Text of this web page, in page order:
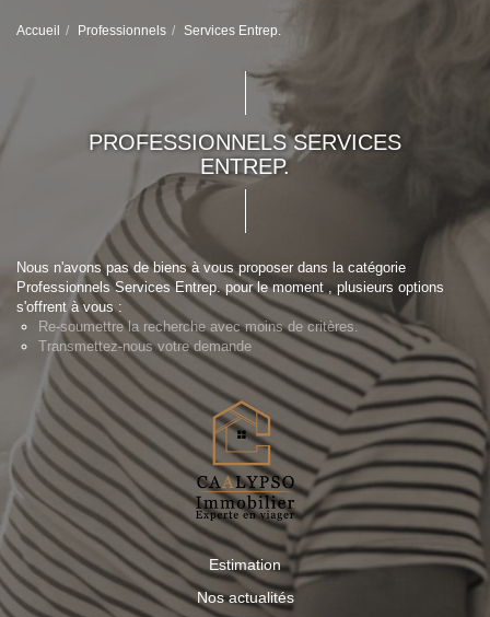
Accueil Professionnels Services Entrep.
PROFESSIONNELS SERVICES
ENTREP.
Nous n'avons pas de biens à vous proposer dans la catégorie
Professionnels Services Entrep. pour le moment , plusieurs options
s'offrent à vous :
Re-soumettre la recherche avec moins de critères.
Transmettez-nous votre demande
Estimation
Nos actualités